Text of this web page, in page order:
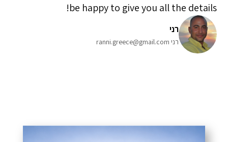
be happy to give you all the details!
רני
רני ranni.greece@gmail.com